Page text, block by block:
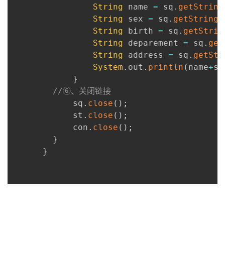
String name = sq . getString
String sex = sq . getString
String birth = sq .
String deparement = sq .
String address = sq .
System . out . println ( name+
}
//⑥、关闭链接
      		sq
. close ( ) ;
      		st
. close ( ) ;
      		con
. close ( ) ;
}
}